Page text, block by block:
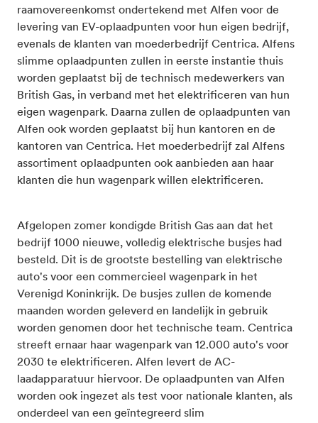
raamovereenkomst ondertekend met Alfen voor de
levering van EV-oplaadpunten voor hun eigen bedrijf,
evenals de klanten van moederbedrijf Centrica. Alfens
slimme oplaadpunten zullen in eerste instantie thuis
worden geplaatst bij de technisch medewerkers van
British Gas, in verband met het elektrificeren van hun
eigen wagenpark. Daarna zullen de oplaadpunten van
Alfen ook worden geplaatst bij hun kantoren en de
kantoren van Centrica. Het moederbedrijf zal Alfens
assortiment oplaadpunten ook aanbieden aan haar
klanten die hun wagenpark willen elektrificeren.
Afgelopen zomer kondigde British Gas aan dat het
bedrijf 1000 nieuwe, volledig elektrische busjes had
besteld. Dit is de grootste bestelling van elektrische
auto's voor een commercieel wagenpark in het
Verenigd Koninkrijk. De busjes zullen de komende
maanden worden geleverd en landelijk in gebruik
worden genomen door het technische team. Centrica
streeft ernaar haar wagenpark van 12.000 auto's voor
2030 te elektrificeren. Alfen levert de AC-
laadapparatuur hiervoor. De oplaadpunten van Alfen
worden ook ingezet als test voor nationale klanten, als
onderdeel van een geïntegreerd slim